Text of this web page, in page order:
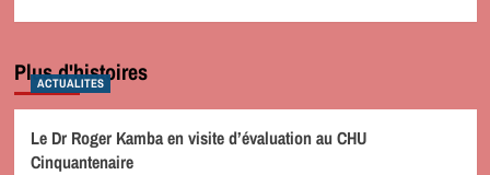
Plus d'histoires
ACTUALITES
Le Dr Roger Kamba en visite d’évaluation au CHU
Cinquantenaire